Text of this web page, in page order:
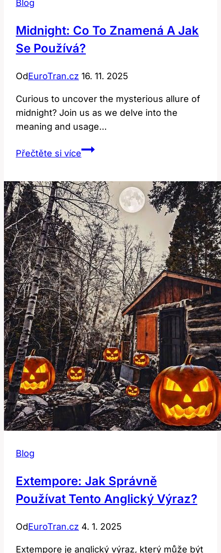
Blog
Midnight: Co To Znamená A Jak
Se Používá?
OdEuroTran.cz 16. 11. 2025
Curious to uncover the mysterious allure of
midnight? Join us as we delve into the
meaning and usage…
Přečtěte si víceMidnight:
znamená
a
jak
se
používá?
Blog
Extempore: Jak Správně
Používat Tento Anglický Výraz?
OdEuroTran.cz 4. 1. 2025
Extempore je anglický výraz, který může být